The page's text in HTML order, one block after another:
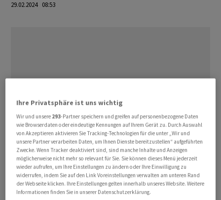
29.02.2024 08:53
Die Baugenehmigungen sind mit Blick auf den
Ihre Privatsphäre ist uns wichtig
Wir und unsere 293-Partner speichern und greifen auf personenbezogene Daten
wie Browserdaten oder eindeutige Kennungen auf Ihrem Gerät zu. Durch Auswahl
von Akzeptieren aktivieren Sie Tracking-Technologien für die unter „Wir und
unsere Partner verarbeiten Daten, um Ihnen Dienste bereitzustellen“ aufgeführten
Zwecke. Wenn Tracker deaktiviert sind, sind manche Inhalte und Anzeigen
möglicherweise nicht mehr so relevant für Sie. Sie können dieses Menü jederzeit
wieder aufrufen, um Ihre Einstellungen zu ändern oder Ihre Einwilligung zu
widerrufen, indem Sie auf den Link Voreinstellungen verwalten am unteren Rand
der Webseite klicken. Ihre Einstellungen gelten innerhalb unseres Website. Weitere
Informationen finden Sie in unserer Datenschutzerklärung.